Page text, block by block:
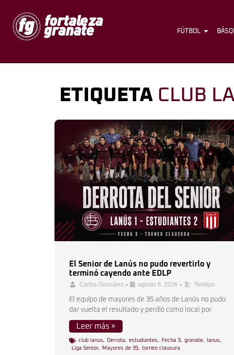
FÚTBOL
ETIQUETA CLUB
El Senior de Lanús no pudo revertirlo y
terminó cayendo ante EDLP
Carlos González • agosto 6, 2026 • Teletipo
El equipo de mayores de 35 años de Lanús no pudo
dar vuelta el resultado y perdió como local por
Leer más »
club lanus, Derrota, estudiantes, Fecha 3, granate, lanus,
Liga Senior, Mayores de 35, torneo clausura